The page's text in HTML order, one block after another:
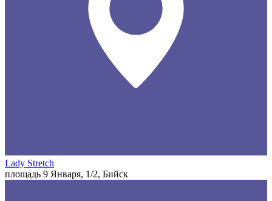
Lady Stretch
площадь 9 Января, 1/2, Бийск